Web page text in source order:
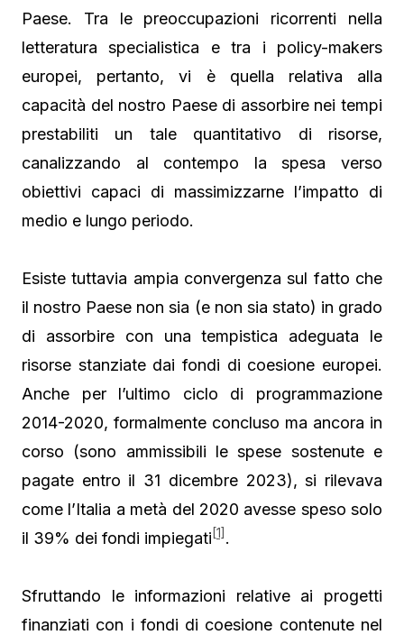
Paese. Tra le preoccupazioni ricorrenti nella
letteratura specialistica e tra i policy-makers
europei, pertanto, vi è quella relativa alla
capacità del nostro Paese di assorbire nei tempi
prestabiliti un tale quantitativo di risorse,
canalizzando al contempo la spesa verso
obiettivi capaci di massimizzarne l’impatto di
medio e lungo periodo.
Esiste tuttavia ampia convergenza sul fatto che
il nostro Paese non sia (e non sia stato) in grado
di assorbire con una tempistica adeguata le
risorse stanziate dai fondi di coesione europei.
Anche per l’ultimo ciclo di programmazione
2014-2020, formalmente concluso ma ancora in
corso (sono ammissibili le spese sostenute e
pagate entro il 31 dicembre 2023), si rilevava
come l’Italia a metà del 2020 avesse speso solo
il 39% dei fondi impiegati [1] .
Sfruttando le informazioni relative ai progetti
finanziati con i fondi di coesione contenute nel